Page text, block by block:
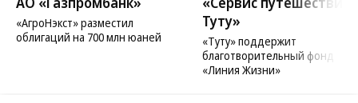
06.08.2026
АО «Газпромбанк»
«АгроНэкст» разместил
06.08.2026
«Сервис путешествий
Туту»
«Туту» поддержит
благотворительный фонд